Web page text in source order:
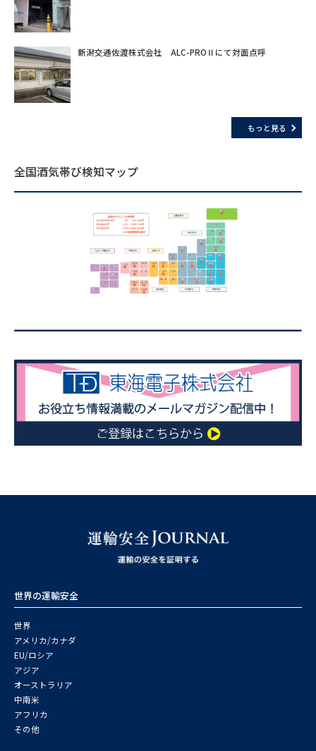
新潟交通佐渡株式会社 ALC-PROⅡにて対面点呼
もっと見る
全国酒気帯び検知マップ
世界の運輸安全
世界
アメリカ/カナダ
EU/ロシア
アジア
オーストラリア
中南米
アフリカ
その他